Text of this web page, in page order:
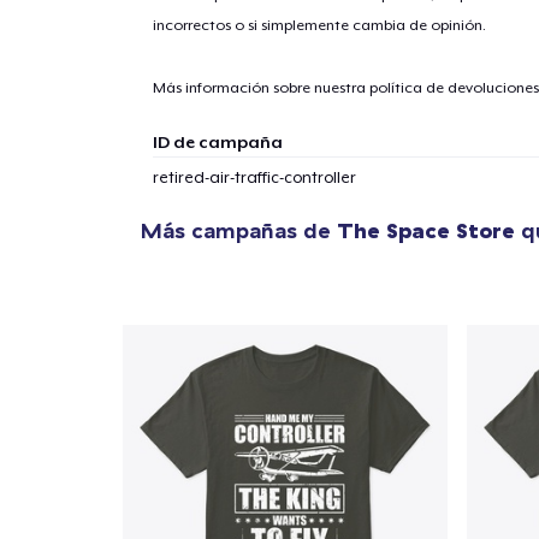
incorrectos o si simplemente cambia de opinión.
Más información sobre nuestra política de devoluciones
ID de campaña
retired-air-traffic-controller
Más campañas de The Space Store